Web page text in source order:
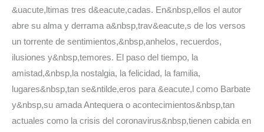
&uacute,ltimas tres d&eacute,cadas. En&nbsp,ellos el autor
abre su alma y derrama a&nbsp,trav&eacute,s de los versos
un torrente de sentimientos,&nbsp,anhelos, recuerdos,
ilusiones y&nbsp,temores. El paso del tiempo, la
amistad,&nbsp,la nostalgia, la felicidad, la familia,
lugares&nbsp,tan se&ntilde,eros para &eacute,l como Barbate
y&nbsp,su amada Antequera o acontecimientos&nbsp,tan
actuales como la crisis del coronavirus&nbsp,tienen cabida en